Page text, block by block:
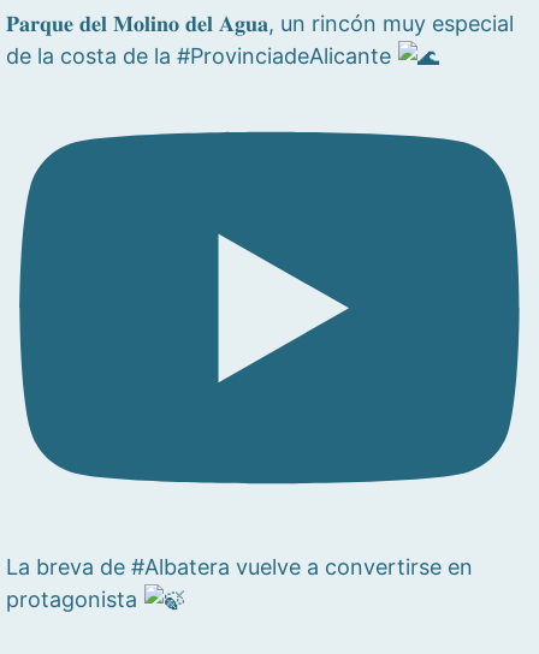
𝐏𝐚𝐫𝐪𝐮𝐞 𝐝𝐞𝐥 𝐌𝐨𝐥𝐢𝐧𝐨 𝐝𝐞𝐥 𝐀𝐠𝐮𝐚, un rincón muy especial
de la costa de la #ProvinciadeAlicante
La breva de #Albatera vuelve a convertirse en
protagonista